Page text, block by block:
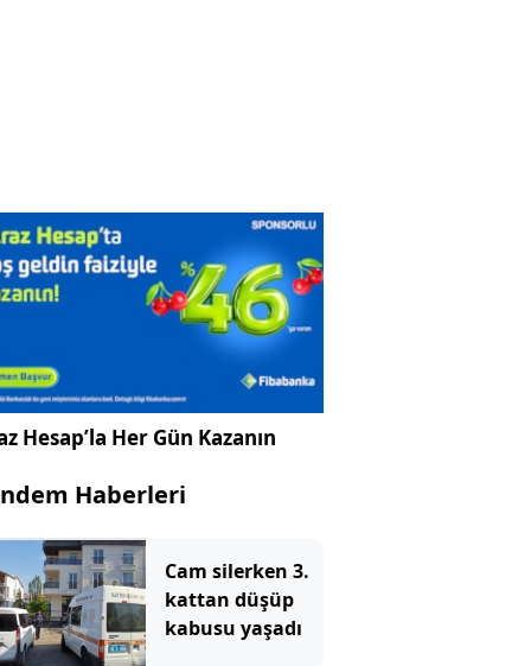
Hesap’la Her Gün Kazanın
Haberleri
Cam silerken 3.
kattan düşüp
kabusu yaşadı